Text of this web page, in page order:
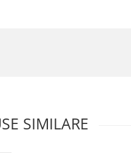
SIMILARE